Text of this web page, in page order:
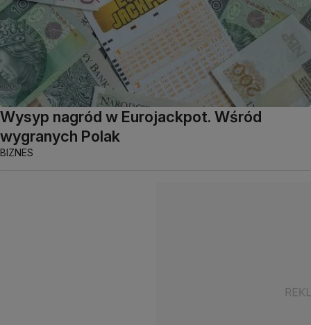
Wysyp nagród w Eurojackpot. Wśród
wygranych Polak
BIZNES